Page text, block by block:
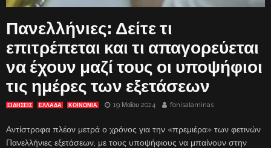
Πανελλήνιες: Δείτε τι
επιτρέπεται και τι απαγορεύεται
να έχουν μαζί τους οι υποψήφιοι
τις ημέρες των εξετάσεων
ΕΙΔΗΣΕΙΣ ΕΛΛΑΔΑ ΚΟΙΝΩΝΙΑ 19 Μαΐου 2024 fonisalaminas
Αντίστροφα πλέον μετρά ο χρόνος για την «πρεμιέρα» των φετινών
Πανελλήνιες εξετάσεων, με τους υποψήφιους να μπαίνουν στην